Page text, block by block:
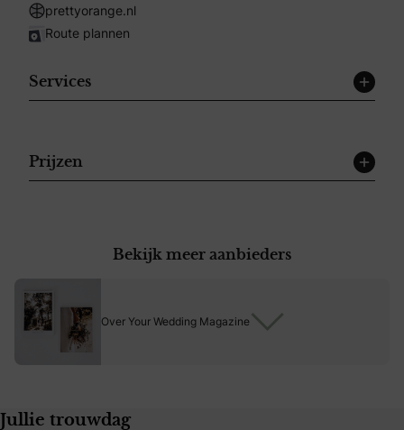
prettyorange.nl
Route plannen
Services
Prijzen
Bekijk meer aanbieders
Over Your Wedding Magazine
Jullie trouwdag